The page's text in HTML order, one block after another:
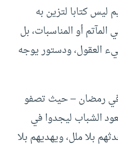
ليس كتابا لتزين به
أو المناسبات، بل
العقول، ودستور يوجه
في رمضان – حيث تصفو
الشباب ليجدوا في
بلا ملل، ويهديهم بلا